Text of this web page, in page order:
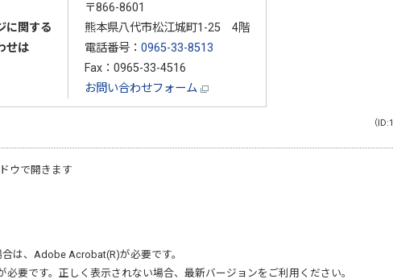
に関する
せは
〒866-8601
熊本県八代市松江城町1-25 4階
電話番号： 0965-33-8513
Fax：0965-33-4516
お問い合わせフォーム
（
ウで開きます
は、 Adobe Acrobat(R)が必要です。
必要です。正しく表示されない場合、最新バージョンをご利用ください。